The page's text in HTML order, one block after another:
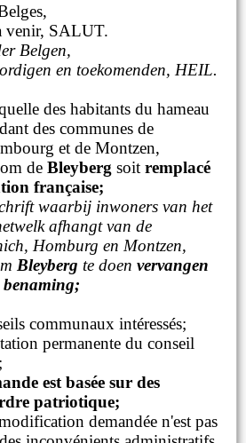
venir, SALUT.
Belgen,
en toekomenden, HEIL.
des habitants du hameau
des communes de
et de Montzen,
de Bleyberg soit remplacé
française;
waarbij inwoners van het
afhangt van de
Homburg en Montzen,
Bleyberg te doen vervangen
benaming;
communaux intéressés;
permanente du conseil
est basée sur des
patriotique;
demandée n'est pas